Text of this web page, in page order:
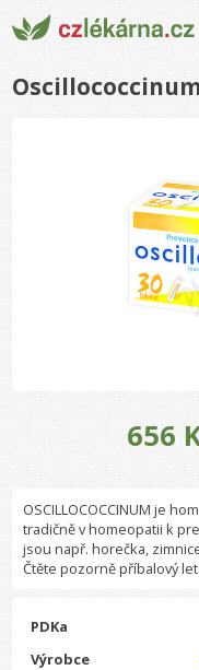
656
OSCILLOCOCCINUM je
tradičně v homeopatii k
jsou např. horečka,
Čtěte pozorně příbalový
PDKa
Výrobce